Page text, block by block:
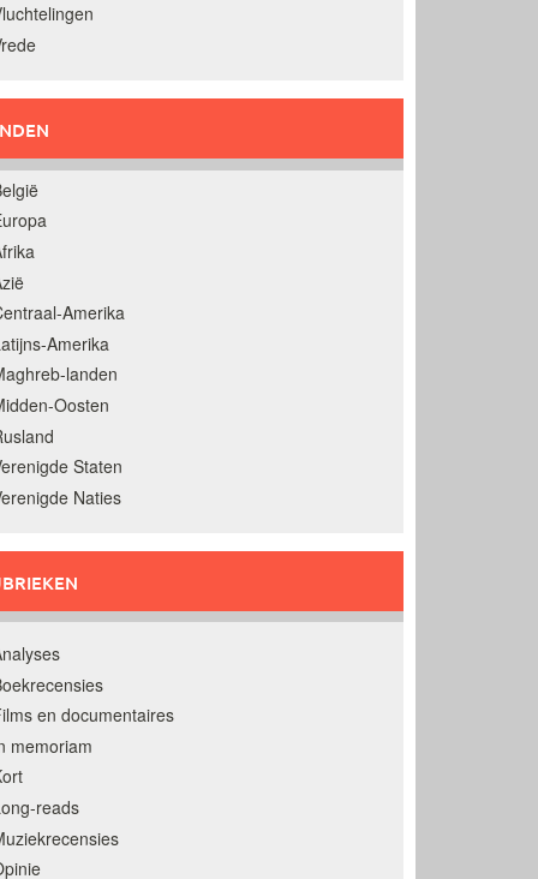
Amerika
Amerika
landen
Oosten
Staten
Naties
en documentaires
memoriam
reads